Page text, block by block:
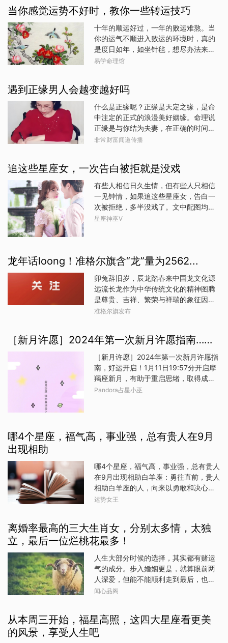
法律合约仔细检查，及时保存备份，要
用到的电子设备提前检查
康，各种运势都会有不同的变化与波
动。老师的解读将为你提供宝贵的指
引。无论是顺风顺水，还是遇到一些挑
战，了解自己在2025年的整体运势，将
帮助你提前做好准备，把握机会，避开
潜在的风险，迎接一个充满幸福与成就
相应的计划与准备，让自己在这一年中
对生肖猴来说是挑战与机遇并存的一
年。吉星拱照，如「六合」、「福
德」、「福星」等，为你带来事业贵人
及财运助力；同时，受「贯索」及「孤
小心处理。今年适宜善用灵活机智的特
质应对变化，尤其是全球经济与市场环
境的不确定性。整体而言，2025年将是
一个需要保持专注、稳步推进并抓住关
键机遇的年份，为未来打
当你感觉运势不好时，教你一些转运技巧
十年的顺运好过，一年的败运难熬。当
你的运气不顺进入败运的环境时，真的
是度日如年，如坐针毡，想尽办法来改
变自己，如何才能战胜败运，走出困惑
难。很多朋友来函，诉说自己霉运连
篇，在情感婚姻、事业财运等方面不尽
人意，希望通过行动来化解改运。改运
几乎是每个人一生会遇到的问题，如何
改运最有效？这个问题 仁者见仁，智者
见智。也就是说不同的人改运方法也是
是放之四海而皆准而且简单易行。此开
效果上迅速显著；其理论依据是根据周
易中由失衡到平衡生吉，由平衡到失衡
生凶的原理，对人生命运进行综合性地
阴阳五行平衡调理，以提升个人的事
有人就养成了叹气的习惯，当然，这种
习惯决不是好习惯。从周易理论上讲，
叹气呼出的是人体内的生
易学命理馆
遇到正缘男人会越变越好吗
什么是正缘呢？正缘是天定之缘，是命
中注定的正式的浪漫美好姻缘。命理说
正缘是与你结为夫妻，在正确的时间和
地点走近婚姻殿堂的人。正缘不等于长
官，是最适合你的那个人。正缘的出现
通常伴随着一些特定的征兆。当你遇到
正缘时，你会感到内心特别愉悦，认定
对方就是你要找的人。即使你们什么都
不做，你也会感到非常快乐，甚至在想
到对方时心情也会很好。这种感情会让
理反应呢？这就是累生累世的因缘际
会，似曾相识燕归来相认的久违灵魂。
有的人正缘很长，有的却很短，都是因
果的安排，缘分花光了就散了。比如，
被称为恋爱脑的琼瑶，她的情感经历就
十分丰富，共有三段感情和两次婚姻。
段经历创作了第一部小说《窗外》。她
的第一段婚姻是与作家庆筠结婚，但因
创作理念和生活压力最终离婚。
非常财富闻道传播
追这些星座女，一次告白被拒就是没戏
有些人相信日久生情，但有些人只相信
一见钟情，如果追这些星座女，告白一
次被拒绝，多半没戏了。文中配图均源
网络，图文均无关1、白羊座白羊座通常
心中就越掉价，条件再好也没用，无论
服，她们的眼睛永远是看向别处的。2、
金牛座金牛座在你追她们的时候，多半
已经对你有一个评估了，一般来说她们
眼光挺高的，很容易就因为一些外部的
快，比如身高、学历，甚至颜值等，这
些都是硬指标，没有通过的人也基本不
用想了。3、射手座多数射手就是喜欢
你，你不追也上赶着来，不喜欢你，你
追到海枯石烂也没用，说不定你越追得
紧，就越躲着你，到时候你人都见不到
还是可以的。4、水瓶座水瓶也基本上属
于一眼定终身的，
星座神巫V
龙年话loong！准格尔旗含“龙”量为2562...
卯兔辞旧岁，辰龙踏春来中国龙文化源
远流长龙作为中华传统文化的精神图腾
是尊贵、吉祥、繁荣与祥瑞的象征因
此，人们在取名时使用“龙”字以示对“龙”
中姓名带龙字的一共有2562人龙姓，一
个古老的姓氏，发祥于河南、山西、山
东、安徽等地，而当代龙姓的人口主要
分布于贵州、湖南、四川、重庆、湖
北、江西、广东、广西等南方各省。准
格尔旗“龙”姓含量据统计，截至目前全旗
0一17岁共3人，占13％18一34岁共5
最大的74岁，是一名老爷爷。准格尔旗
“龙”名含量除了本来姓“龙”之外，取名使
用“龙”字的人也不在少数...据统计，名字
中带有“龙”字的准格尔人有2538人，其
准格尔旗发布
［新月许愿］2024年第一次新月许愿指南……
［新月许愿］2024年第一次新月许愿指
南，好运开启！1月11日19:57分开启摩
羯座新月，有助于重启思绪，取得成
就。本次小巫附上的是最佳许愿时间！
发展和长期目标、经济物质安全”等愿
望！愿新月赋予你超强能量！愿望交给
时间（24小时制）：1月12日11:02至1
月13日15:30一起转发许愿吧???? #好
运生活##新月许愿##好运2024# 发布
于：浙江
Pandora占星小巫
哪4个星座，福气高，事业强，总有贵人在9月
出现相助
哪4个星座，福气高，事业强，总有贵人
在9月出现相助白羊座：勇往直前，贵人
相助白羊座的人，向来以勇敢和决心著
称。在九月份，他们的这股冲劲得到了
他们展现自我、突破极限的舞台。而在
这个关键时刻，贵人的出现如同及时
帮助他们化解难题，推动事业更上一层
楼。这些贵人可能是同事、上司，或是
行业内的前辈，他们的出现让白羊座在
九月的道路上更加顺畅无阻。天秤座：
就拥有出色的社交能力和平衡感。在九
月份，他们这种特质得到了充分的发
挥，不仅在职场上赢得了更多人的喜爱
运势女王
离婚率最高的三大生肖女，分别太多情，太独
立，最后一位烂桃花最多！
人生大部分时候的选择，其实都有赌运
气的成分。步入婚姻更是，就算眼前两
人深爱，但能不能顺利走到最后，也需
要一定的运气。俗话说：“百年修得同船
像一双筷子只有配合默契才能夹住幸
福。不过从生肖的角度分析，有那么几
闻心品阁
从本周三开始，福星高照，这四大星座看更美
的风景，享受人生吧